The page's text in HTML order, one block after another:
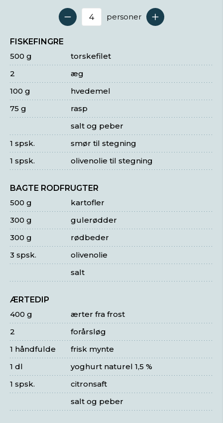
Antal serveringer
personer
FISKEFINGRE
torskefilet
500 g
æg
2
hvedemel
100 g
rasp
75 g
salt og peber
smør til stegning
1 spsk.
olivenolie til stegning
1 spsk.
BAGTE RODFRUGTER
kartofler
500 g
gulerødder
300 g
rødbeder
300 g
olivenolie
3 spsk.
salt
ÆRTEDIP
ærter fra frost
400 g
forårsløg
2
frisk mynte
1 håndfulde
yoghurt naturel 1,5 %
1 dl
citronsaft
1 spsk.
salt og peber